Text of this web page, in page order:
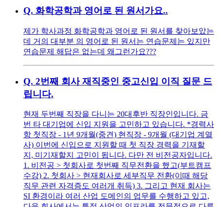
Q. 화학공학과 영어로 된 원서가요..
제가 학사과정 화학공학과 영어로 된 원서를 찾아보았는
데 거의 대부분 의 영어로 된 원서는 연습문제는 있지만
연습문제 해답은 없는데 왜그런가요???
Q. 2번째 회사 재직중인 중고신입 이직 질문 드
립니다.
현재 두번째 직장을 다니는 20대후반 직장인입니다. 금
번 타 대기업에 신입 지원을 고민하고 있습니다. *경력사
항 첫직장 - 1년 9개월(중견) 현직장 - 9개월 (대기업 계열
사) 이번에 신입으로 지원할 때 첫 직장 경력을 기재할
지, 미기재할지 고민이 됩니다. 다만 전 비전공자입니다.
1. 비전공 > 첫회사로 첫번째 직무전환을 했고(부트캠프
수강) 2. 첫회사 > 현재회사로 세부직무 전환(이때 해당
직무 관련 자격증도 여러개 취득) 3. 그리고 현재 회사는
SI 환경이라 여러 산업 도메인의 업무를 수행하고 있고,